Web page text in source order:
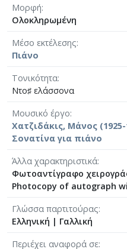
[Φάκελος]
[Φάκελος]
[Φάκελος]
[Φάκελος]
[Φάκελος]
[Φάκελος]
[Φάκελος]
[Φάκελος]
[Φάκελος]
Μορφή
Ολοκληρωμένη
Μέσο εκτέλεσης
Πιάνο
Τονικότητα
Ντο♯ ελάσσονα
Μουσικό έργο
Χατζιδάκις, Μάνος
Σονατίνα για πιάνο
Άλλα χαρακτηριστικά
Φωτοαντίγραφο
Photocopy of autograph
Γλώσσα παρτιτούρας
Ελληνική | Γαλλική
Περιέχει αναφορά σε